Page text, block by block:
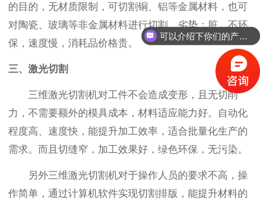
的目的，无材质限制，可切割铜、铝等金属材料，也可
对陶瓷、玻璃等非金属材料进行切割。劣势：脏，不环
保，速度慢，消耗品价格贵。
三、激光切割
三维激光切割机对工件不会造成变形，且无切削
力，不需要额外的模具成本，材料适应能力好。自动化
程度高、速度快，能提升加工效率，适合批量化生产的
需求。而且切缝窄，加工效果好，绿色环保，无污染。
另外三维激光切割机对于操作人员的要求不高，操
作简单，通过计算机软件实现切割排版，能提升材料的
可以介绍下你们的产品么？
你们是怎么收费的呢？